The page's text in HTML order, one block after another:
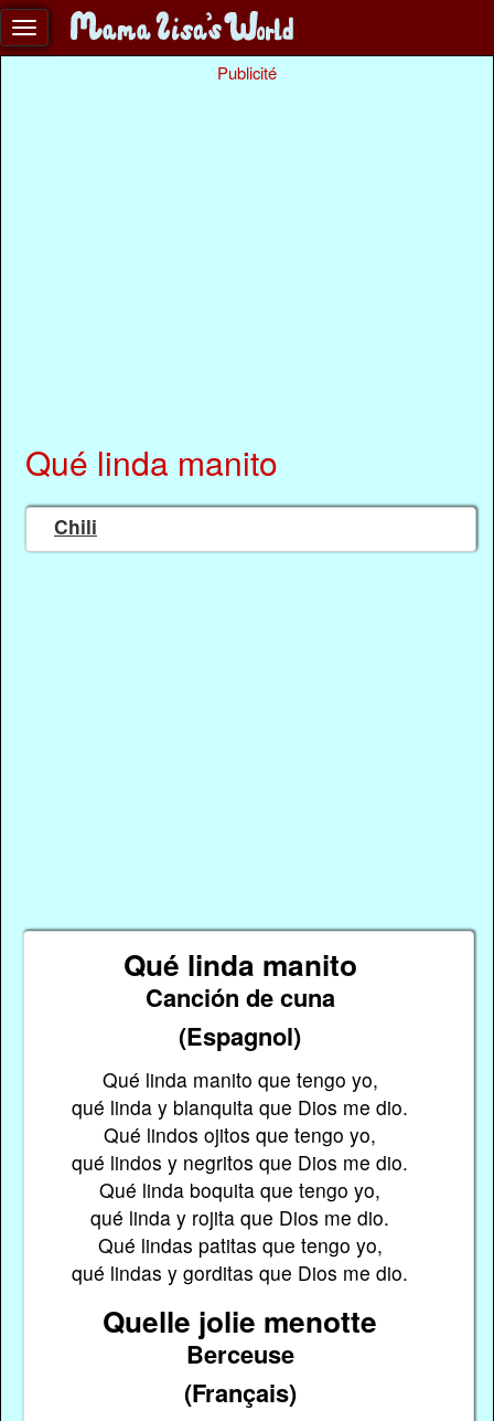
Publicité
Qué linda manito
Chili
Qué linda manito
Canción de cuna
(Espagnol)
Qué linda manito que tengo yo,
qué linda y blanquita que Dios me dio.
Qué lindos ojitos que tengo yo,
qué lindos y negritos que Dios me dio.
Qué linda boquita que tengo yo,
qué linda y rojita que Dios me dio.
Qué lindas patitas que tengo yo,
qué lindas y gorditas que Dios me dio.
Quelle jolie menotte
Berceuse
(Français)